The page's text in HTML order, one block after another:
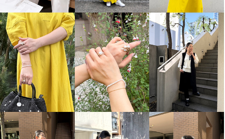
フィールコットンパール マベパ
ールスタイル コットンパール イ
ヤリング
ホワイト
¥0
フィールコットンパール コット
ンパール 丸玉ロングネックレス
ホワイト
¥0